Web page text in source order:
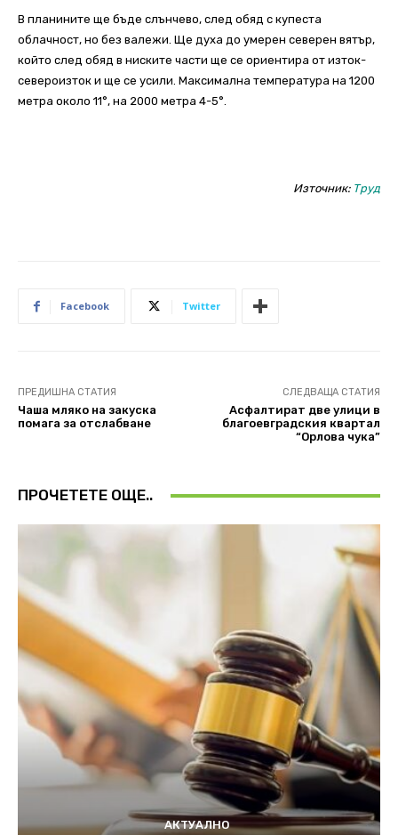
В планините ще бъде слънчево, след обяд с купеста
облачност, но без валежи. Ще духа до умерен северен вятър,
който след обяд в ниските части ще се ориентира от изток-
североизток и ще се усили. Максимална температура на 1200
метра около 11°, на 2000 метра 4-5°.
Източник: Труд
Facebook Twitter
ПРЕДИШНА СТАТИЯ
Чаша мляко на закуска
помага за отслабване
СЛЕДВАЩА СТАТИЯ
Aсфалтират две улици в
благоевградския квартал
“Орлова чука”
ПРОЧЕТЕТЕ ОЩЕ..
АКТУАЛНО